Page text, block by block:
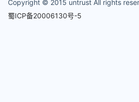
Copyright © 2015 untrust All rights
蜀ICP备20006130号-5